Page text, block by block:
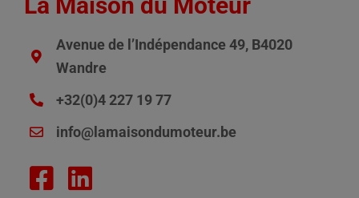
Avenue de l’Indépendance 49, B4020
Wandre
+32(0)4 227 19 77
info@lamaisondumoteur.be